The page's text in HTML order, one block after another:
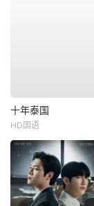
十年泰国
HD国语